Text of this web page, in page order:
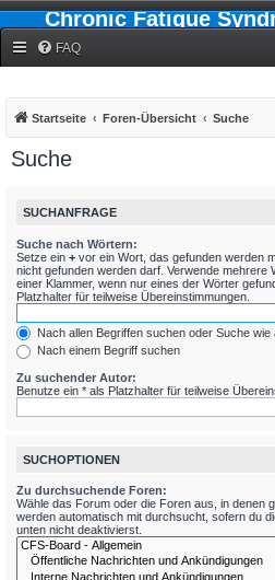
Chronic Fatigue
FAQ
Startseite Foren-Übersicht Suche
Suche
SUCHANFRAGE
Suche nach Wörtern:
Setze ein + vor ein Wort, das gefunden werden
nicht gefunden werden darf. Verwende mehrere
einer Klammer, wenn nur eines der Wörter
Platzhalter für teilweise Übereinstimmungen.
Nach allen Begriffen suchen oder Suche
Nach einem Begriff suchen
Zu suchender Autor:
Benutze ein * als Platzhalter für teilweise
SUCHOPTIONEN
Zu durchsuchende Foren:
Wähle das Forum oder die Foren aus, in denen
werden automatisch mit durchsucht, sofern du
unten nicht deaktivierst.